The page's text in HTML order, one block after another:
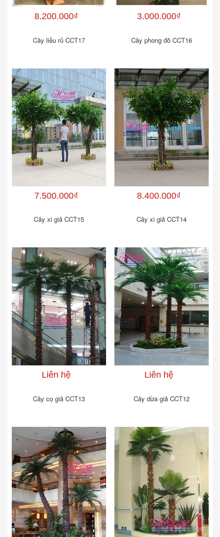
8.200.000₫
Cây liễu rủ CCT17
3.000.000₫
Cây phong đỏ CCT16
7.500.000₫
Cây xi giả CCT15
8.400.000₫
Cây xi giả CCT14
Liên hệ
Cây cọ giả CCT13
Liên hệ
Cây dừa giả CCT12